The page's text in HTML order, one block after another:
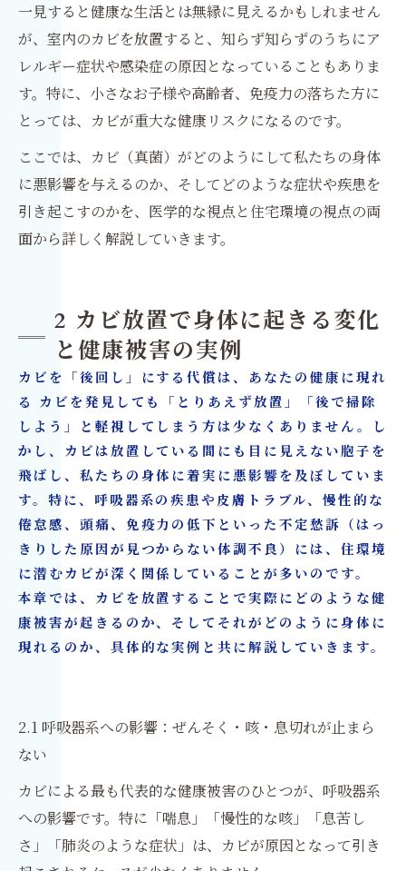
一見すると健康な生活とは無縁に見えるかもしれません
が、室内のカビを放置すると、知らず知らずのうちにア
レルギー症状や感染症の原因となっていることもありま
す。特に、小さなお子様や高齢者、免疫力の落ちた方に
とっては、カビが重大な健康リスクになるのです。
ここでは、カビ（真菌）がどのようにして私たちの身体
に悪影響を与えるのか、そしてどのような症状や疾患を
引き起こすのかを、医学的な視点と住宅環境の視点の両
面から詳しく解説していきます。
2 カビ放置で身体に起きる変化
と健康被害の実例
カビを「後回し」にする代償は、あなたの健康に現れ
る カビを発見しても「とりあえず放置」「後で掃除
しよう」と軽視してしまう方は少なくありません。し
かし、カビは放置している間にも目に見えない胞子を
飛ばし、私たちの身体に着実に悪影響を及ぼしていま
す。特に、呼吸器系の疾患や皮膚トラブル、慢性的な
倦怠感、頭痛、免疫力の低下といった不定愁訴（はっ
きりした原因が見つからない体調不良）には、住環境
に潜むカビが深く関係していることが多いのです。
本章では、カビを放置することで実際にどのような健
康被害が起きるのか、そしてそれがどのように身体に
現れるのか、具体的な実例と共に解説していきます。
2.1 呼吸器系への影響：ぜんそく・咳・息切れが止まら
ない
カビによる最も代表的な健康被害のひとつが、呼吸器系
への影響です。特に「喘息」「慢性的な咳」「息苦し
さ」「肺炎のような症状」は、カビが原因となって引き